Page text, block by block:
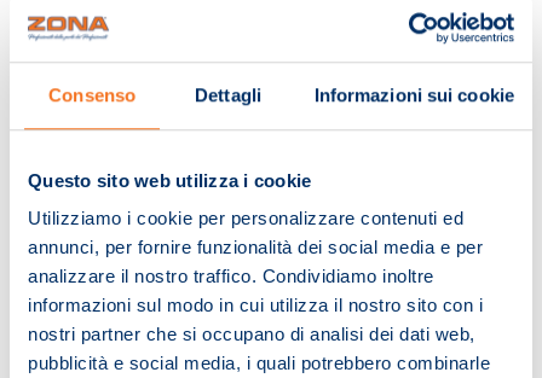
Consenso Dettagli Informazioni sui cookie
Questo sito web utilizza i cookie
Utilizziamo i cookie per personalizzare contenuti ed
annunci, per fornire funzionalità dei social media e per
analizzare il nostro traffico. Condividiamo inoltre
informazioni sul modo in cui utilizza il nostro sito con i
nostri partner che si occupano di analisi dei dati web,
pubblicità e social media, i quali potrebbero combinarle